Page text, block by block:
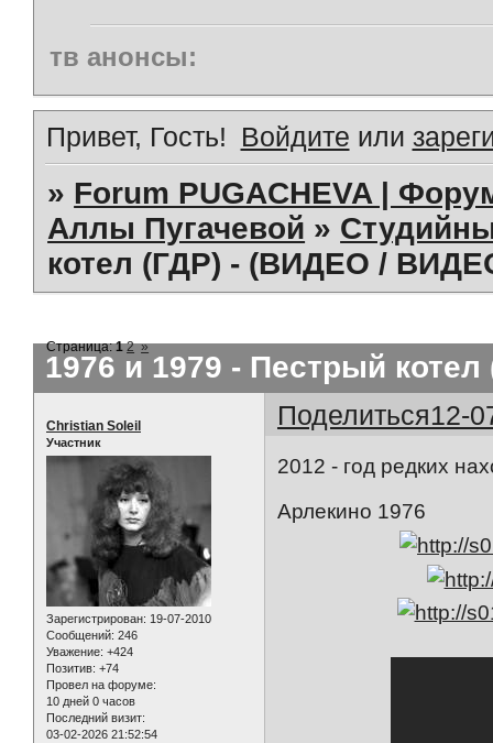
тв анонсы:
Привет, Гость! Войдите или
» Forum PUGACHEVA |
Аллы Пугачевой »
котел (ГДР) - (ВИДЕО /
1976 и 1979 - Пестрый
Страница:1 2 »
Поделиться12-
Christian Soleil
Участник
Зарегистрирован: 19-07-2010
Сообщений: 246
Уважение: +424
Позитив: +74
Провел на форуме:
10 дней 0 часов
Последний визит:
03-02-2026 21:52:54
2012 - год редких
Арлекино 1976